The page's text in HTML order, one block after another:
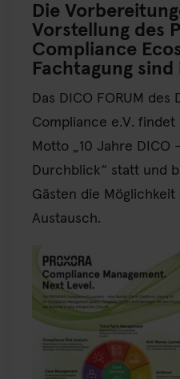
Die
Vorstellung des
Compliance
Fachtagung
Das DICO FORUM
Compliance e.V.
Motto „10 Jahre DICO
Durchblick“ statt und
Gästen die
Austausch.